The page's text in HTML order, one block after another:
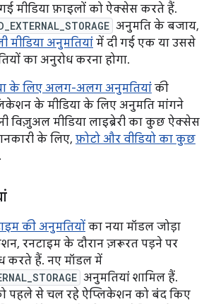
मीडिया फ़ाइलों को ऐक्सेस करते हैं.
अनुमति के बजाय,
मीडिया अनुमतियां में दी गई एक या उससे
का अनुरोध करना होगा.
के लिए अलग-अलग अनुमतियांकी
के मीडिया के लिए अनुमति मांगने
विज़ुअल मीडिया लाइब्रेरी का कुछ ऐक्सेस
के लिए, फ़ोटो और वीडियो का कुछ
की अनुमतियों का नया मॉडल जोड़ा
रनटाइम के दौरान ज़रूरत पड़ने पर
करते हैं. नए मॉडल में
अनुमतियां शामिल हैं.
पहले से चल रहे ऐप्लिकेशन को बंद किए